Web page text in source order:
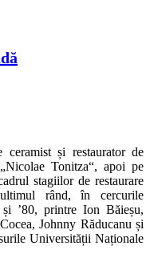
și restaurator de
Tonitza“, apoi pe
stagiilor de restaurare
rând, în cercurile
ʼ80, printre Ion Băieșu,
Johnny Răducanu și
Universității Naționale